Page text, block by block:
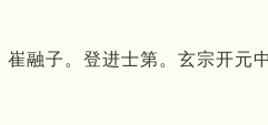
崔融子。 登进士第。 玄宗开元